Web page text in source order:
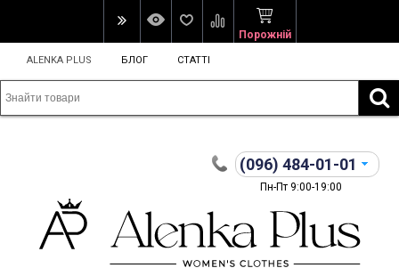
Порожній
ALENKA PLUS БЛОГ СТАТТІ
(096) 484-01-01
Пн-Пт 9:00-19:00